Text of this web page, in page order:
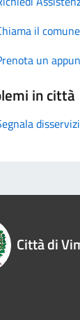
il
un
in città
Città di